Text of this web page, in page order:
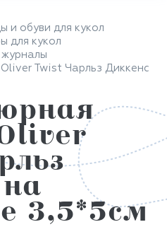
и обуви для кукол
для кукол
Twist Чарльз Диккенс
3,5*5см